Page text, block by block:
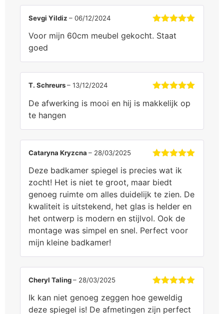
5 uit 5
Sevgi Yildiz – 06/12/2024
Voor mijn 60cm meubel gekocht. Staat
goed
5uit 5
T. Schreurs– 13/12/2024
De afwerking is mooi en hij is makkelijk op
te hangen
5uit 5
Cataryna Kryzcna – 28/03/2025
Deze badkamer spiegel is precies wat ik
zocht! Het is niet te groot, maar biedt
genoeg ruimte om alles duidelijk te zien. De
kwaliteit is uitstekend, het glas is helder en
het ontwerp is modern en stijlvol. Ook de
montage was simpel en snel. Perfect voor
mijn kleine badkamer!
5uit 5
Cheryl Taling– 28/03/2025
Ik kan niet genoeg zeggen hoe geweldig
deze spiegel is! De afmetingen zijn perfect